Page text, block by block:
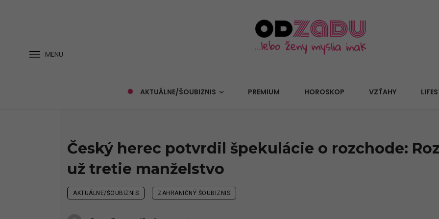
MENU
AKTUÁLNE/ŠOUBIZNIS PREMIUM HOROSKOP VZŤAHY
Český herec potvrdil špekulácie o rozchode:
už tretie manželstvo
AKTUÁLNE/ŠOUBIZNIS ZAHRANIČNÝ ŠOUBIZNIS